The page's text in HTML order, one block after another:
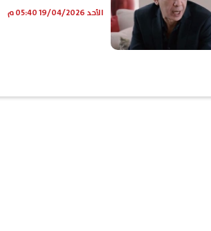
الأحد 19/04/2026 05:40 م